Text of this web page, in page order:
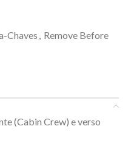
Chaves
Remove Before
(Cabin Crew) e verso